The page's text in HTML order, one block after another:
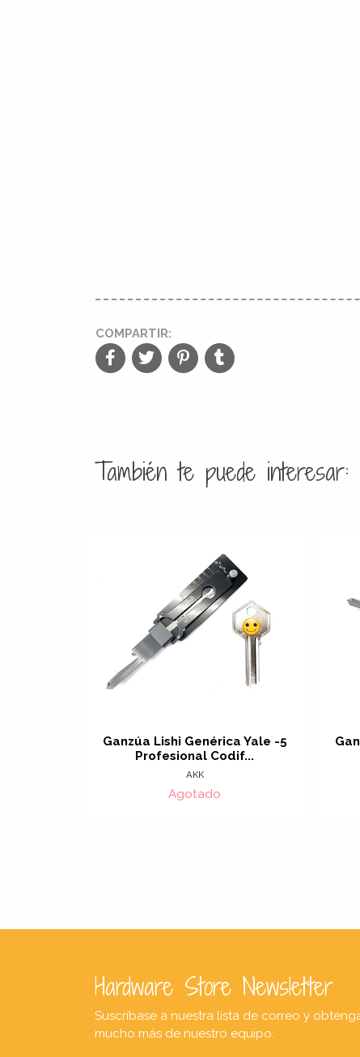
COMPARTIR:
También te puede interesar:
Ganzúa Lishi Genérica Yale -5
Profesional Codif...
AKK
Agotado
Hardware Store Newsletter
Suscríbase a nuestra lista de correo y
mucho más de nuestro equipo.